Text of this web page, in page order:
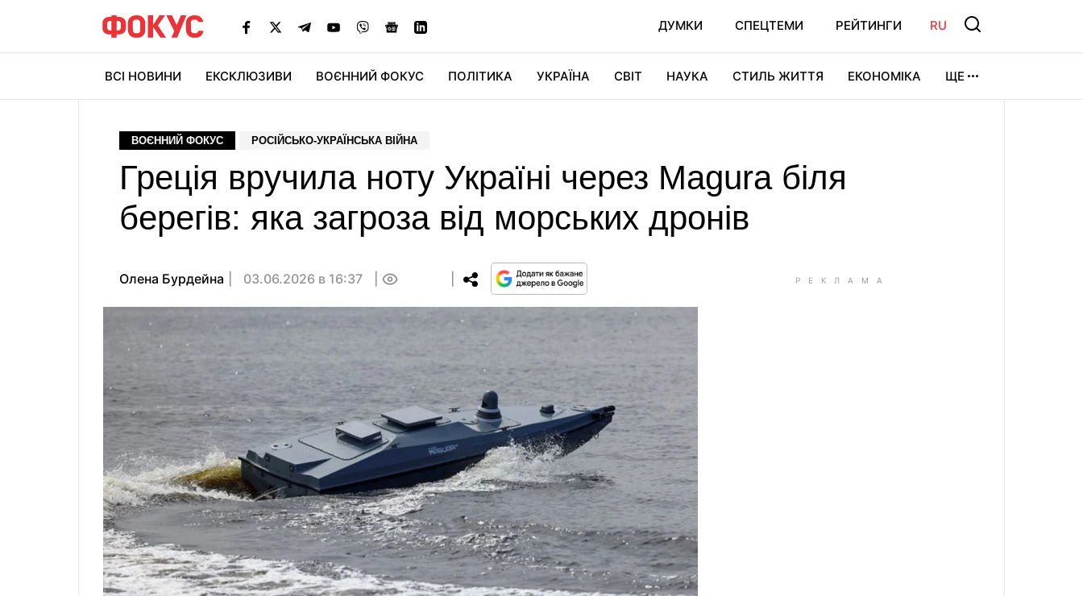
ДУМКИ СПЕЦТЕМИ РЕЙТИНГИ RU
ВСІ НОВИНИ ЕКСКЛЮЗИВИ ВОЄННИЙ ФОКУС ПОЛІТИКА УКРАЇНА СВІТ НАУКА СТИЛЬ ЖИТТЯ ЕКОНОМІКА ЩЕ
ВОЄННИЙ ФОКУС РОСІЙСЬКО-УКРАЇНСЬКА ВІЙНА
Греція вручила ноту Україні через Magura біля
берегів: яка загроза від морських дронів
Олена Бурдейна 03.06.2026 в 16:37